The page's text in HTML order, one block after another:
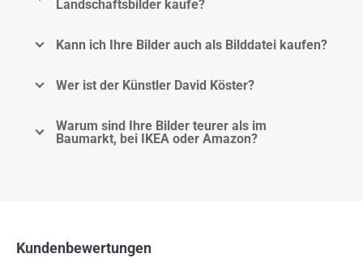
Landschaftsbilder kaufe?
Kann ich Ihre Bilder auch als Bilddatei kaufen?
Wer ist der Künstler David Köster?
Warum sind Ihre Bilder teurer als im
Baumarkt, bei IKEA oder Amazon?
Kundenbewertungen